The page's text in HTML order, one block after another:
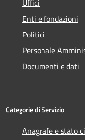
Uffici
Enti e fondazioni
Politici
Personale
Documenti e dati
Categorie di Servizio
Anagrafe e stato